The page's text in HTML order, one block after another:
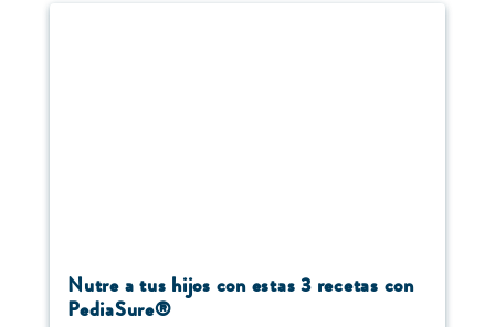
Nutre a tus hijos con estas 3 recetas con
PediaSure®